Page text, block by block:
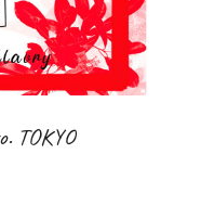
TOKYO